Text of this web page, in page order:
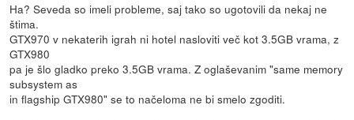
Ha? Seveda so imeli probleme, saj tako so ugotovili da nekaj ne
štima.
GTX970 v nekaterih igrah ni hotel nasloviti več kot 3.5GB vrama, z
GTX980
pa je šlo gladko preko 3.5GB vrama. Z oglaševanim "same memory
subsystem as
in flagship GTX980" se to načeloma ne bi smelo zgoditi.